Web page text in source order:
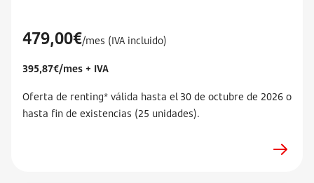
479,00€/mes (IVA incluido)
395,87€/mes + IVA
Oferta de renting* válida hasta el 30 de octubre de 2026 o
hasta fin de existencias (25 unidades).